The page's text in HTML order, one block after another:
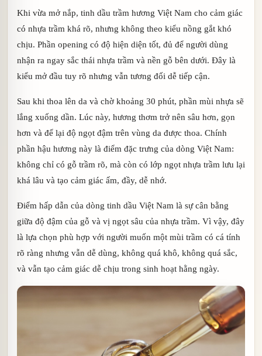
Khi vừa mở nắp, tinh dầu trầm hương Việt Nam cho cảm giác
có nhựa trầm khá rõ, nhưng không theo kiểu nồng gắt khó
chịu. Phần opening có độ hiện diện tốt, đủ để người dùng
nhận ra ngay sắc thái nhựa trầm và nền gỗ bên dưới. Đây là
kiểu mở đầu tuy rõ nhưng vẫn tương đối dễ tiếp cận.
Sau khi thoa lên da và chờ khoảng 30 phút, phần mùi nhựa sẽ
lắng xuống dần. Lúc này, hương thơm trở nên sâu hơn, gọn
hơn và để lại độ ngọt đậm trên vùng da được thoa. Chính
phần hậu hương này là điểm đặc trưng của dòng Việt Nam:
không chỉ có gỗ trầm rõ, mà còn có lớp ngọt nhựa trầm lưu lại
khá lâu và tạo cảm giác ấm, đầy, dễ nhớ.
Điểm hấp dẫn của dòng tinh dầu Việt Nam là sự cân bằng
giữa độ đậm của gỗ và vị ngọt sâu của nhựa trầm. Vì vậy, đây
là lựa chọn phù hợp với người muốn một mùi trầm có cá tính
rõ ràng nhưng vẫn dễ dùng, không quá khô, không quá sắc,
và vẫn tạo cảm giác dễ chịu trong sinh hoạt hằng ngày.